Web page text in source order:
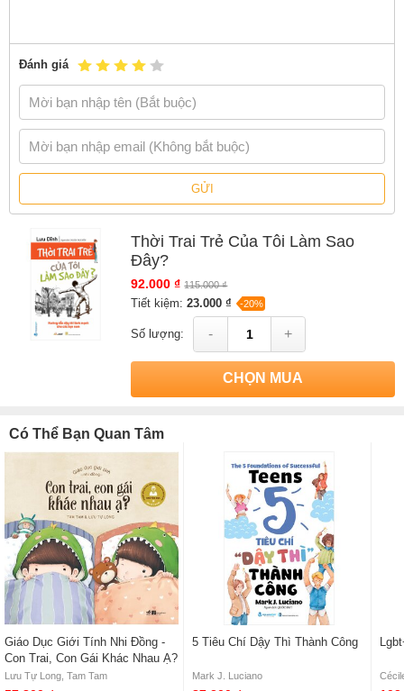
Đánh giá
GỬI
Thời Trai Trẻ Của Tôi Làm Sao
Đây?
92.000 ₫ 115.000 ₫
Tiết kiệm:23.000 ₫ -20%
Số lượng: - +
CHỌN MUA
Có Thể Bạn Quan Tâm
Giáo Dục Giới Tính Nhi Đồng -
Con Trai, Con Gái Khác Nhau Ạ?
Lưu Tự Long, Tam Tam
5 Tiêu Chí Dậy Thì Thành Công
Mark J. Luciano